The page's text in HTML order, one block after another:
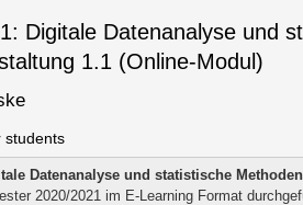
Digitale Datenanalyse und
1.1 (Online-Modul)
students
Datenanalyse und statistische Methoden
2020/2021 im E-Learning Format